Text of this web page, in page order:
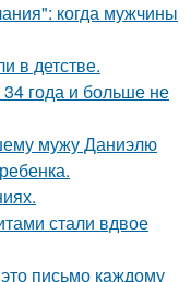
когда мужчины
в детстве.
года и больше не
мужу Даниэлю
стали вдвое
письмо кaждому